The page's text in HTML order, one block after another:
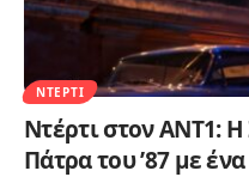
ΝΤΈΡΤΙ
Ντέρτι στον ΑΝΤ1:
Πάτρα του ’87 με